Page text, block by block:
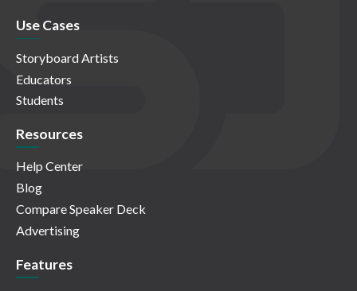
Use Cases
Storyboard Artists
Educators
Students
Resources
Help Center
Blog
Compare Speaker Deck
Advertising
Features